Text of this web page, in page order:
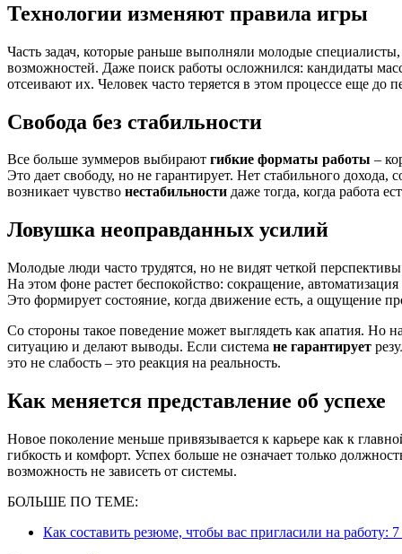
Технологии изменяют правила игры
Часть задач, которые раньше выполняли молодые
возможностей. Даже поиск работы осложнился: кандидаты
отсеивают их. Человек часто теряется в этом процессе еще до
Свобода без стабильности
Все больше зуммеров выбирают гибкие форматы работы –
Это дает свободу, но не гарантирует. Нет стабильного
возникает чувство нестабильности даже тогда, когда работа
Ловушка неоправданных усилий
Молодые люди часто трудятся, но не видят четкой
На этом фоне растет беспокойство: сокращение,
Это формирует состояние, когда движение есть, а ощущение
Со стороны такое поведение может выглядеть как апатия. Но
ситуацию и делают выводы. Если система не гарантирует
это не слабость – это реакция на реальность.
Как меняется представление об успехе
Новое поколение меньше привязывается к карьере как к
гибкость и комфорт. Успех больше не означает только
возможность не зависеть от системы.
БОЛЬШЕ ПО ТЕМЕ:
Как составить резюме, чтобы вас пригласили на работу: